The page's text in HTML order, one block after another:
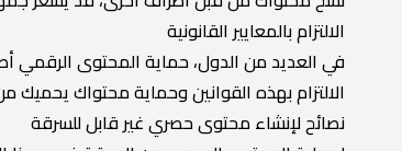
الالتزام بالمعايير القانونية
في العديد من الدول، حماية المحتوى الرقمي
الالتزام بهذه القوانين وحماية محتواك
نصائح لإنشاء محتوى حصري غير قابل للسرقة